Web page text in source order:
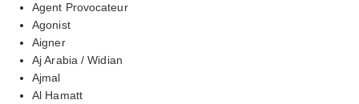
Agent Provocateur
Agonist
Aigner
Aj Arabia / Widian
Ajmal
Al Hamatt